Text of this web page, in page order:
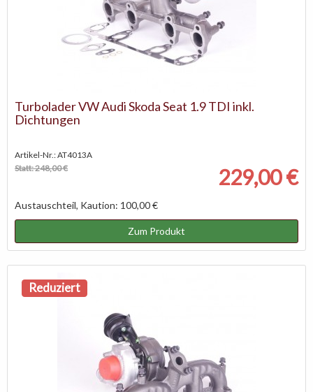
Turbolader VW Audi Skoda Seat 1.9 TDI inkl.
Dichtungen
Artikel-Nr.: AT4013A
Statt: 248,00 €
229,00 €
Austauschteil, Kaution: 100,00 €
Zum Produkt
Reduziert